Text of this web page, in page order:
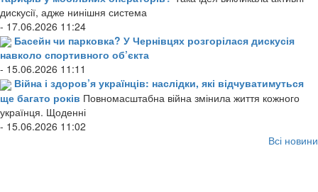
дискусії, адже нинішня система
- 17.06.2026 11:24
Басейн чи парковка? У Чернівцях розгорілася дискусія
навколо спортивного об’єкта
- 15.06.2026 11:11
Війна і здоров’я українців: наслідки, які відчуватимуться
ще багато років Повномасштабна війна змінила життя кожного
українця. Щоденні
- 15.06.2026 11:02
Всі новини